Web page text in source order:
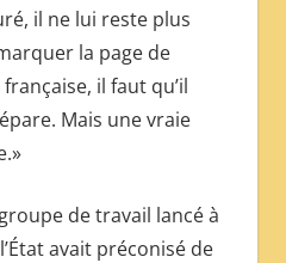
il ne lui reste plus
la page de
il faut qu’il
Mais une vraie
de travail lancé à
avait préconisé de